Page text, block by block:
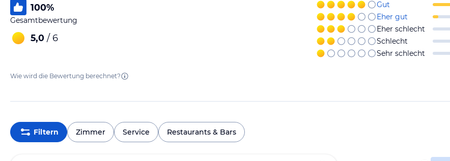
100%
Gesamtbewertung
5,0 / 6
Gut
Eher gut
Eher schlecht
Schlecht
Sehr schlecht
Wie wird die Bewertung berechnet?
Filtern Zimmer Service Restaurants & Bars